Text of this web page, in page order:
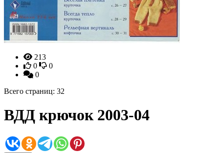
213
0
0
0
Всего страниц: 32
ВДД крючок 2003-04